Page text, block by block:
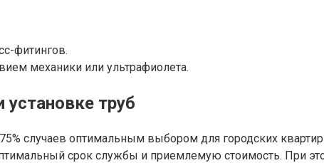
фитингов.
механики или ультрафиолета.
труб
случаев оптимальным выбором для городских
срок службы и приемлемую стоимость. При